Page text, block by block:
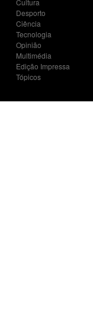
Cultura
Desporto
Ciência
Tecnologia
Opinião
Multimédia
Edição Impressa
Tópicos